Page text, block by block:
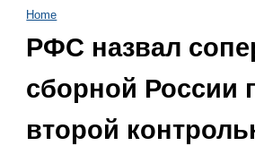
Home
РФС назвал
сборной России
второй